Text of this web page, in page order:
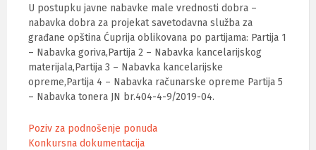
U postupku javne nabavke male vrednosti dobra –
nabavka dobra za projekat savetodavna služba za
građane opština Ćuprija oblikovana po partijama: Partija 1
– Nabavka goriva,Partija 2 – Nabavka kancelarijskog
materijala,Partija 3 – Nabavka kancelarijske
opreme,Partija 4 – Nabavka računarske opreme Partija 5
– Nabavka tonera JN br.404-4-9/2019-04.
Poziv za podnošenje ponuda
Konkursna dokumentacija